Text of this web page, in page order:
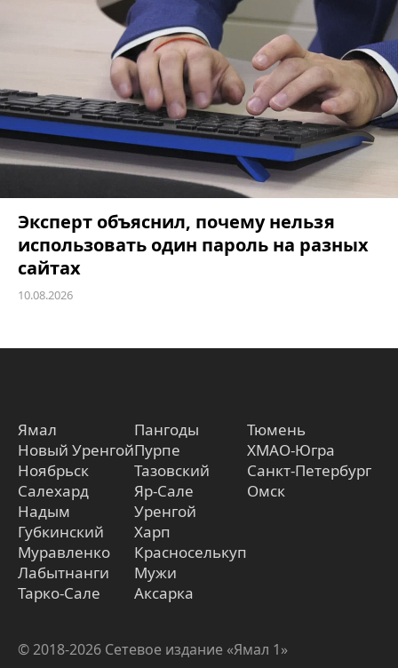
Эксперт объяснил, почему нельзя
использовать один пароль на разных
сайтах
10.08.2026
Ямал
Новый Уренгой
Ноябрьск
Салехард
Надым
Губкинский
Муравленко
Лабытнанги
Тарко-Сале
Пангоды
Пурпе
Тазовский
Яр-Сале
Уренгой
Харп
Красноселькуп
Мужи
Аксарка
Тюмень
ХМАО-Югра
Санкт-Петербург
Омск
© 2018-2026 Сетевое издание «Ямал 1»